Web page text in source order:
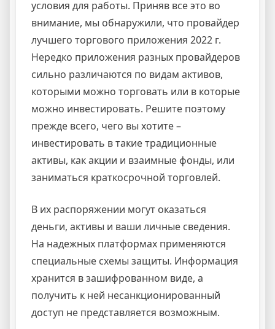
условия для работы. Приняв все это во
внимание, мы обнаружили, что провайдер
лучшего торгового приложения 2022 г.
Нередко приложения разных провайдеров
сильно различаются по видам активов,
которыми можно торговать или в которые
можно инвестировать. Решите поэтому
прежде всего, чего вы хотите –
инвестировать в такие традиционные
активы, как акции и взаимные фонды, или
заниматься краткосрочной торговлей.
В их распоряжении могут оказаться
деньги, активы и ваши личные сведения.
На надежных платформах применяются
специальные схемы защиты. Информация
хранится в зашифрованном виде, а
получить к ней несанкционированный
доступ не представляется возможным.